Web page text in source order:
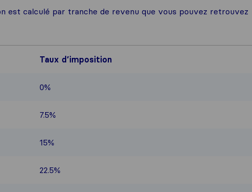
est calculé par tranche de revenu que vous pouvez retrouvez
Taux d’imposition
0%
7.5%
15%
22.5%